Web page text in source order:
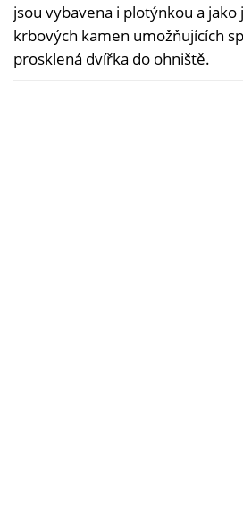
jsou vybavena i plotýnkou a jako
krbových kamen umožňujících
prosklená dvířka do ohniště.